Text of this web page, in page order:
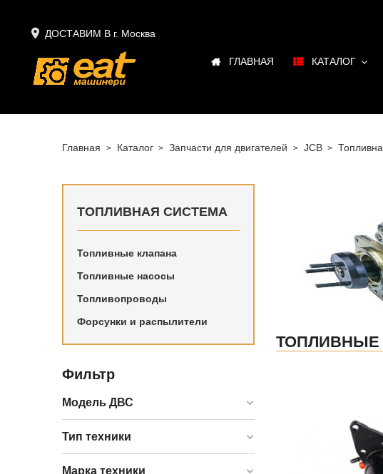
 ДОСТАВИМ В г. Москва
ГЛАВНАЯ КАТАЛОГ
Главная Каталог Запчасти для двигателей JCB
ТОПЛИВНАЯ СИСТЕМА
Топливные клапана
Топливные насосы
Топливопроводы
Форсунки и распылители
Фильтр
Модель ДВС
Тип техники
Марка техники
Купить в Санкт-
в наличии и под заказ